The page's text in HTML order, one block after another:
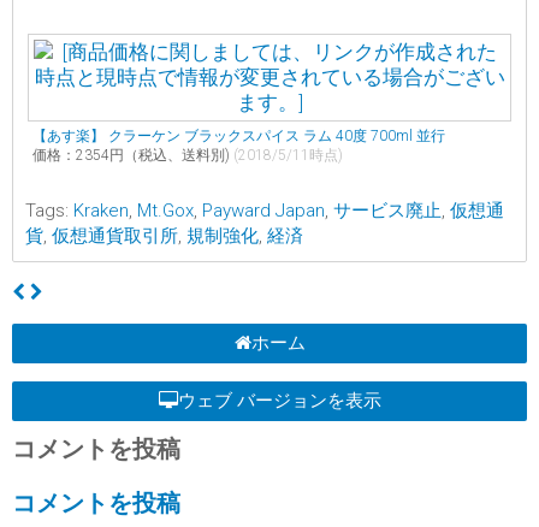
【あす楽】 クラーケン ブラックスパイス ラム 40度 700ml 並行
価格：2354円（税込、送料別) (2018/5/11時点)
Tags: Kraken, Mt.Gox, Payward Japan, サービス廃止, 仮想通
貨, 仮想通貨取引所, 規制強化, 経済
ホーム
ウェブ バージョンを表示
コメントを投稿
コメントを投稿